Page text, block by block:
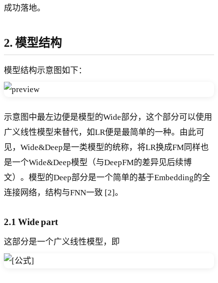
成功落地。
2. 模型结构
模型结构示意图如下：
示意图中最左边便是模型的Wide部分，这个部分可以使用
广义线性模型来替代，如LR便是最简单的一种。由此可
见，Wide&Deep是一类模型的统称，将LR换成FM同样也
是一个Wide&Deep模型（与DeepFM的差异见后续博
文）。模型的Deep部分是一个简单的基于Embedding的全
连接网络，结构与FNN一致 [2]。
2.1 Wide part
这部分是一个广义线性模型，即